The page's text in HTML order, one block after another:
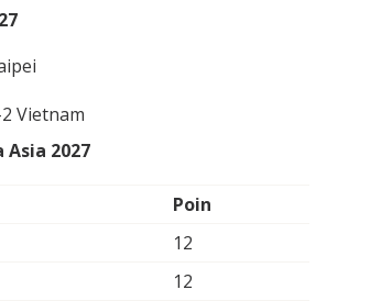
Vietnam
2027
Poin
12
12